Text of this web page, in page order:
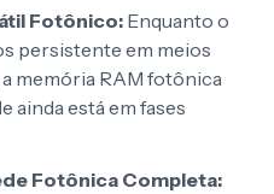
Fotônico: Enquanto o
persistente em meios
memória RAM fotônica
ainda está em fases
Fotônica Completa: